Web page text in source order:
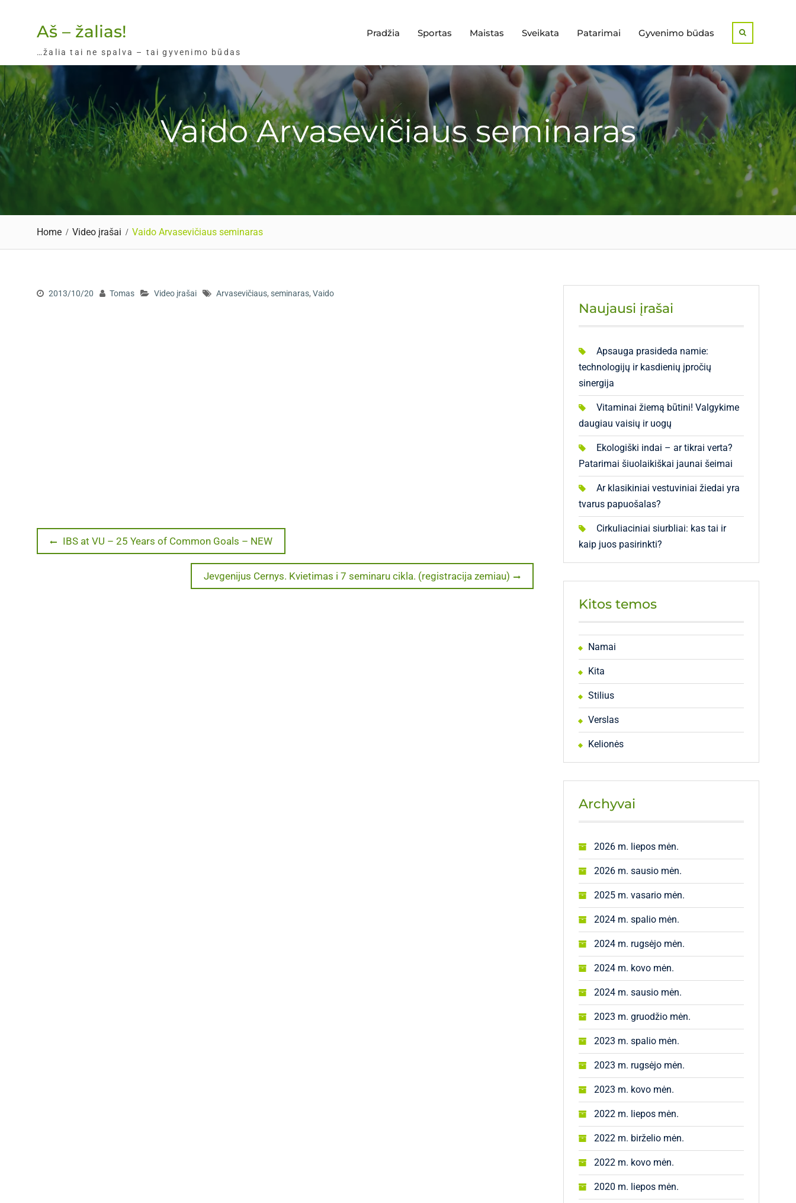
Aš – žalias!
…žalia tai ne spalva – tai gyvenimo būdas
Pradžia Sportas Maistas Sveikata Patarimai Gyvenimo būdas
Vaido Arvasevičiaus seminaras
Home Video įrašai Vaido Arvasevičiaus seminaras
2013/10/20 Tomas Video įrašai Arvasevičiaus, seminaras, Vaido
Navigacija
Previous
post:
IBS at VU – 25 Years of Common Goals – NEW
Next
post:
Jevgenijus Cernys. Kvietimas i 7 seminaru cikla. (registracija zemiau)
Naujausi įrašai
Apsauga prasideda namie:
technologijų ir kasdienių įpročių
sinergija
Vitaminai žiemą būtini! Valgykime
daugiau vaisių ir uogų
Ekologiški indai – ar tikrai verta?
Patarimai šiuolaikiškai jaunai šeimai
Ar klasikiniai vestuviniai žiedai yra
tvarus papuošalas?
Cirkuliaciniai siurbliai: kas tai ir
kaip juos pasirinkti?
Kitos temos
Namai
Kita
Stilius
Verslas
Kelionės
Archyvai
2026 m. liepos mėn.
2026 m. sausio mėn.
2025 m. vasario mėn.
2024 m. spalio mėn.
2024 m. rugsėjo mėn.
2024 m. kovo mėn.
2024 m. sausio mėn.
2023 m. gruodžio mėn.
2023 m. spalio mėn.
2023 m. rugsėjo mėn.
2023 m. kovo mėn.
2022 m. liepos mėn.
2022 m. birželio mėn.
2022 m. kovo mėn.
2020 m. liepos mėn.